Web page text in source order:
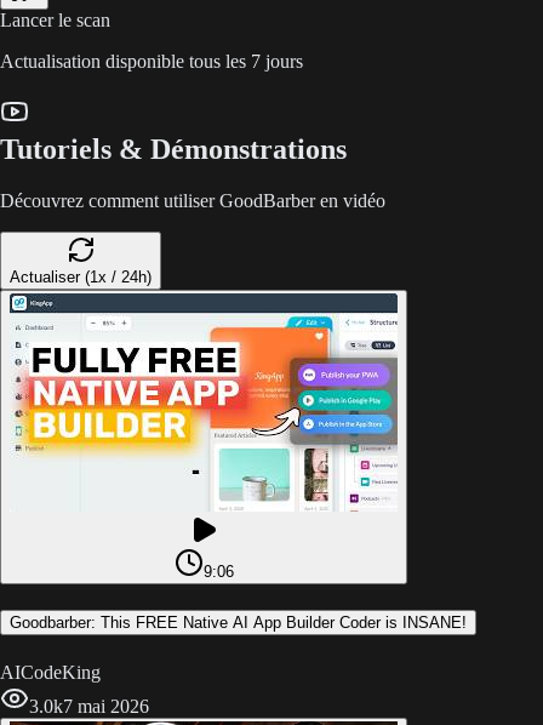
Lancer le scan
Actualisation disponible tous les 7 jours
Tutoriels & Démonstrations
Découvrez comment utiliser GoodBarber en vidéo
Actualiser (1x / 24h)
9:06
Goodbarber: This FREE Native AI App Builder Coder is INSANE!
AICodeKing
3.0k7 mai 2026